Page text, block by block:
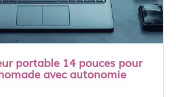
portable 14 pouces pour
avec autonomie